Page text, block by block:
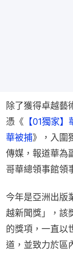
除了獲得卓越藝
憑《 【01獨家
華被捕》，入圍
傳媒，報道華為
哥華總領事館領
今年是亞洲出版
越新聞獎」，該
的獎項，一直以
道，並致力於區